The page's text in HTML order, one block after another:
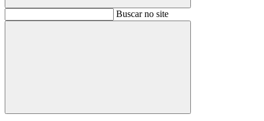
BuscarBuscar no site
Buscar